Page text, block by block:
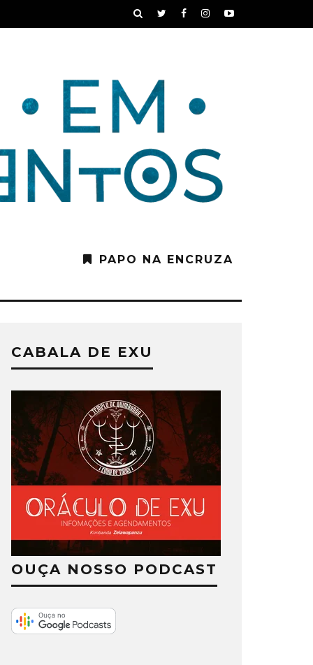
PAPO NA ENCRUZA
CABALA DE EXU
OUÇA NOSSO PODCAST